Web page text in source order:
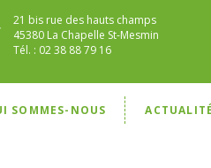
21 bis rue des hauts champs
45380 La Chapelle St-Mesmin
Tél. : 02 38 88 79 16
SOMMES-NOUS